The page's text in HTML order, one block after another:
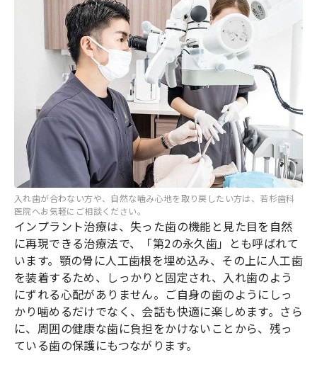
入れ歯が合わない方や、自然な噛み心地を取り戻したい方は、若杉歯科
医院へお気軽にご相談ください。
インプラント治療は、失った歯の機能と見た目を自然
に再現できる治療法で、「第2の永久歯」とも呼ばれて
います。顎の骨に人工歯根を埋め込み、その上に人工歯
を装着するため、しっかりと固定され、入れ歯のよう
にずれる心配がありません。ご自身の歯のようにしっ
かり噛めるだけでなく、会話も快適に楽しめます。さら
に、周囲の健康な歯に負担をかけないことから、残っ
ている歯の保護にもつながります。